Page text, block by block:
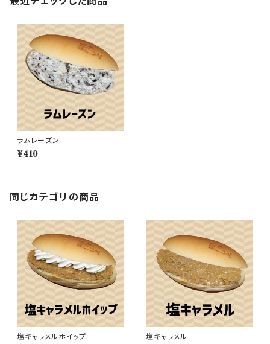
ラムレーズン
¥410
同じカテゴリの商品
塩キャラメルホイップ 塩キャラメル